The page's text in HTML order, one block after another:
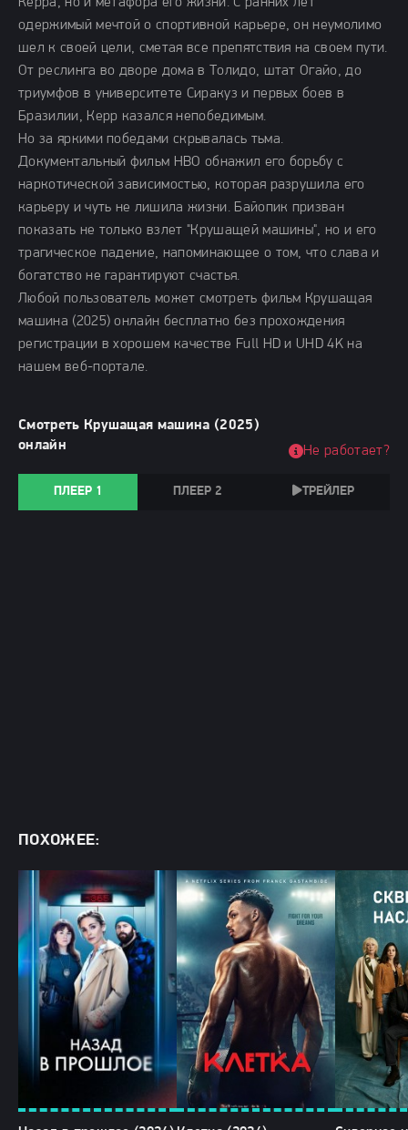
одержимый мечтой о спортивной карьере, он неумолимо
шел к своей цели, сметая все препятствия на своем пути.
От реслинга во дворе дома в Толидо, штат Огайо, до
триумфов в университете Сиракуз и первых боев в
Бразилии, Керр казался непобедимым.
Но за яркими победами скрывалась тьма.
Документальный фильм HBO обнажил его борьбу с
наркотической зависимостью, которая разрушила его
карьеру и чуть не лишила жизни. Байопик призван
показать не только взлет "Крушащей машины", но и его
трагическое падение, напоминающее о том, что слава и
богатство не гарантируют счастья.
Любой пользователь может смотреть фильм Крушащая
машина (2025) онлайн бесплатно без прохождения
регистрации в хорошем качестве Full HD и UHD 4K на
нашем веб-портале.
Смотреть Крушащая машина (2025)
онлайн
ПЛЕЕР 1 ПЛЕЕР 2 ТРЕЙЛЕР
Не работает?
ПОХОЖЕЕ: